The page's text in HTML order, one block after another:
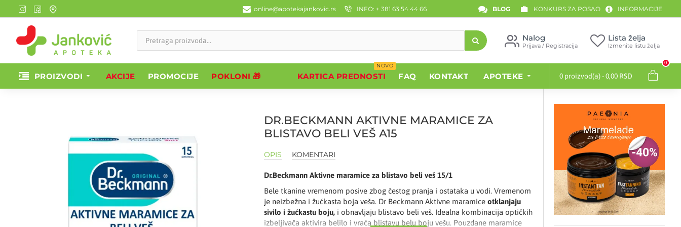
online@apotekajankovic.rs INFO: + 381 63 54 44 66 BLOG KONKURS ZA POSAO INFORMACIJE
Nalog
Prijava / Registracija
Lista želja
Izmenite listu želja
PROIZVODI AKCIJE PROMOCIJE POKLONI 🎁 KARTICA PREDNOSTI
NOVO
FAQ KONTAKT APOTEKE 0 proizvod(a) - 0,00 RSD
0
DR.BECKMANN AKTIVNE MARAMICE ZA
BLISTAVO BELI VEŠ A15
OPIS KOMENTARI
Dr.Beckmann Aktivne maramice za blistavo beli veš 15/1
Bele tkanine vremenom posive zbog čestog pranja i ostataka u vodi. Vremenom
je neizbežna i žućkasta boja veša. Dr Beckmann Aktivne maramice otklanjaju
sivilo i žućkastu boju, i obnavljaju blistavo beli veš. Idealna kombinacija optičkih
izbeljivača aktivira belilo i vraća blistavu belu boju vešu. Pouzdane maramice